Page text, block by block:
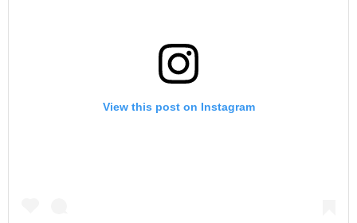
View this post on Instagram